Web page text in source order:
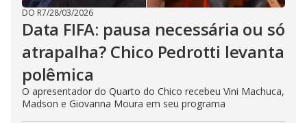
DO R7/28/03/2026
Data FIFA: pausa necessária ou só
atrapalha? Chico Pedrotti levanta
polêmica
O apresentador do Quarto do Chico recebeu Vini Machuca,
Madson e Giovanna Moura em seu programa